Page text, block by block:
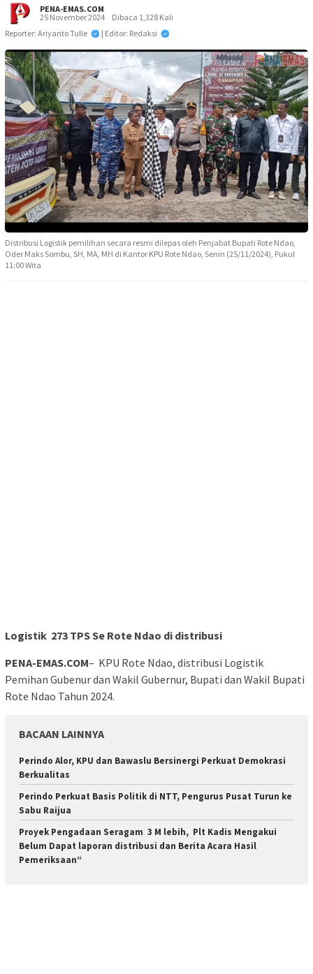
PENA-EMAS.COM
25 November 2024
Dibaca 1,328 Kali
Reporter: Ariyanto Tulle
| Editor: Redaksi
Distribusi Logistik pemilihan secara resmi dilepas oleh Penjabat Bupati Rote Ndao,
Oder Maks Sombu, SH, MA, MH di Kantor KPU Rote Ndao, Senin (25/11/2024), Pukul
11:00 Wita
Logistik 273 TPS Se Rote Ndao di distribusi
PENA-EMAS.COM– KPU Rote Ndao, distribusi Logistik
Pemihan Gubenur dan Wakil Gubernur, Bupati dan Wakil Bupati
Rote Ndao Tahun 2024.
BACAAN LAINNYA
Perindo Alor, KPU dan Bawaslu Bersinergi Perkuat Demokrasi
Berkualitas
Perindo Perkuat Basis Politik di NTT, Pengurus Pusat Turun ke
Sabu Raijua
Proyek Pengadaan Seragam 3 M lebih, Plt Kadis Mengakui
Belum Dapat laporan distribusi dan Berita Acara Hasil
Pemeriksaan“